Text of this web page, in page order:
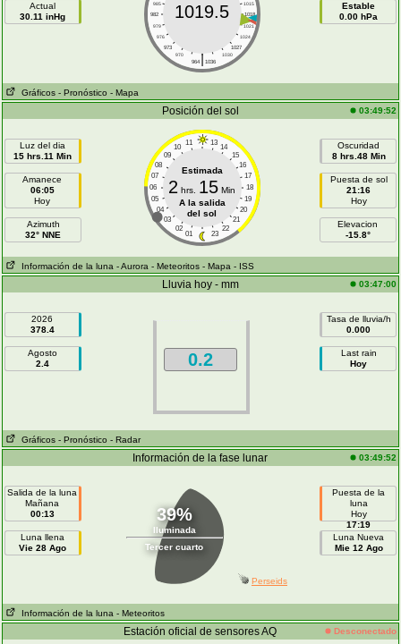
Actual
30.11 inHg
985
1015
982
1018
979
1021
976
1024
973
1027
970
1030
|
964 1036
1019.5
Estable
0.00 hPa
Gráficos - Pronóstico - Mapa
Posición del sol 03:49:52
Luz del dia
15 hrs.11 Min
Amanece
06:05
Hoy
Azimuth
32° NNE
11 13
10
14
09
15
08
16
07
17
06
18
05
19
04
20
03
21
02
22
01 23
Estimada
2 hrs. 15 Min
A la salida
del sol
Oscuridad
8 hrs.48 Min
Puesta de sol
21:16
Hoy
Elevacion
-15.8°
Información de la luna - Aurora - Meteoritos - Mapa - ISS
Lluvia hoy - mm 03:47:00
2026
378.4
Agosto
2.4
0.2
Tasa de lluvia/h
0.000
Last rain
Hoy
Gráficos - Pronóstico - Radar
Información de la fase lunar 03:49:52
Salida de la luna
Mañana
00:13
Luna llena
Vie 28 Ago
39%
Iluminada
Tercer cuarto
Puesta de la
luna
Hoy
17:19
Luna Nueva
Mie 12 Ago
Perseids
Información de la luna - Meteoritos
Estación oficial de sensores AQ Desconectado